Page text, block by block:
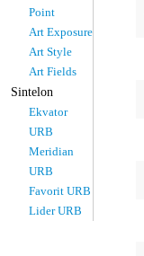
Point
Art Exposure
Art Style
Art Fields
Sintelon
Ekvator
URB
Meridian
URB
Favorit URB
Lider URB